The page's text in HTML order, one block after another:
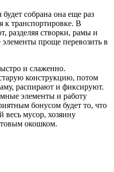
собрана она еще раз
к транспортировке. В
разделяя створки, рамы и
проще перевозить в
и слаженно.
конструкцию, потом
распирают и фиксируют.
элементы и работу
бонусом будет то, что
весь мусор, хозяину
окошком.